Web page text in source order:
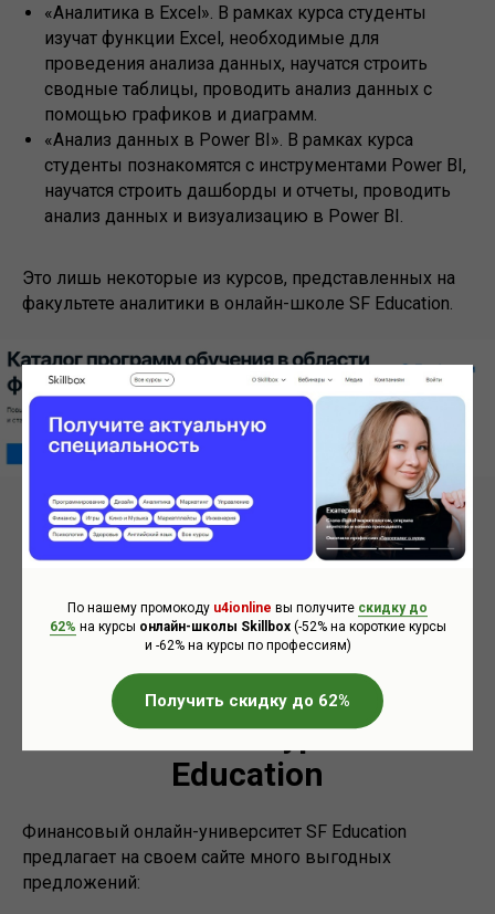
«Аналитика в Excel». В рамках курса студенты
изучат функции Excel, необходимые для
проведения анализа данных, научатся строить
сводные таблицы, проводить анализ данных с
помощью графиков и диаграмм.
«Анализ данных в Power BI». В рамках курса
студенты познакомятся с инструментами Power BI,
научатся строить дашборды и отчеты, проводить
анализ данных и визуализацию в Power BI.
Это лишь некоторые из курсов, представленных на
факультете аналитики в онлайн-школе SF Education.
Каталог профессий и курсов в финансовом онлайн-
университете SF Education
Промокоды, скидки и
бесплатные курсы в SF
Education
Финансовый онлайн-университет SF Education
предлагает на своем сайте много выгодных
предложений:
По нашему промокоду u4ionline вы получите скидку до
62% на курсы онлайн-школы Skillbox(-52% на короткие курсы
и -62% на курсы по профессиям)
Получить скидку до 62%